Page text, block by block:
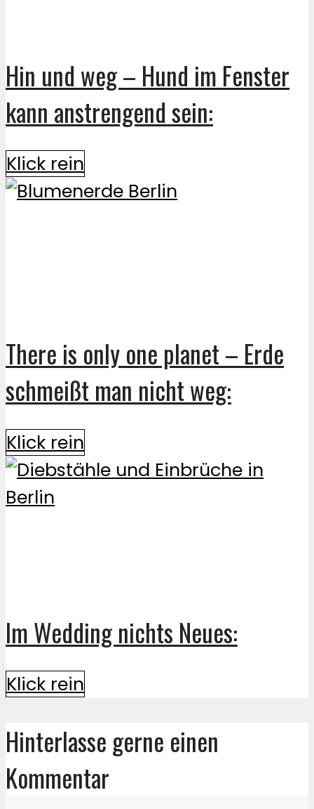
Hin und weg – Hund im Fenster
kann anstrengend sein:
Klick rein
There is only one planet – Erde
schmeißt man nicht weg:
Klick rein
Im Wedding nichts Neues:
Klick rein
Hinterlasse gerne einen
Kommentar